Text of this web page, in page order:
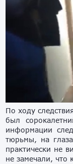
По ходу
был
информации
тюрьмы, на
практически не
не замечали, что